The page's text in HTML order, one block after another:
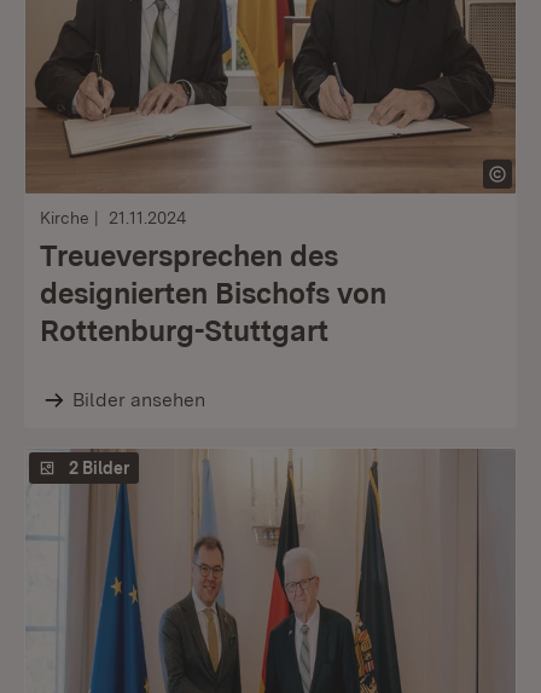
Kirche 21.11.2024
Treueversprechen des
designierten Bischofs von
Rottenburg-Stuttgart
Bilder ansehen
2 Bilder